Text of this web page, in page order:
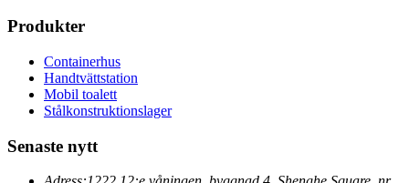
Produkter
Containerhus
Handtvättstation
Mobil toalett
Stålkonstruktionslager
Senaste nytt